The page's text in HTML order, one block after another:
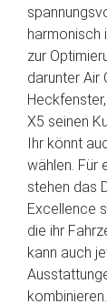
harmonisch
zur
darunter Air
X5 seinen
Ihr könnt
wählen. Für
stehen das
Excellence
die ihr
kann auch
kombinieren.